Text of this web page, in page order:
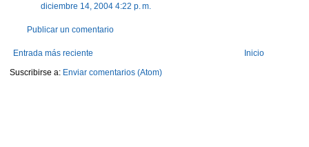
diciembre 14, 2004 4:22 p. m.
Publicar un comentario
Entrada más reciente
Inicio
Suscribirse a: Enviar comentarios (Atom)